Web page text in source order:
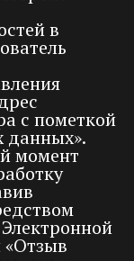
в
с пометкой
данных».
момент